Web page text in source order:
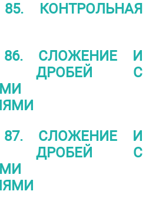
КОНТРОЛЬНАЯ
СЛОЖЕНИЕ И
ДРОБЕЙ С
СЛОЖЕНИЕ И
ДРОБЕЙ С